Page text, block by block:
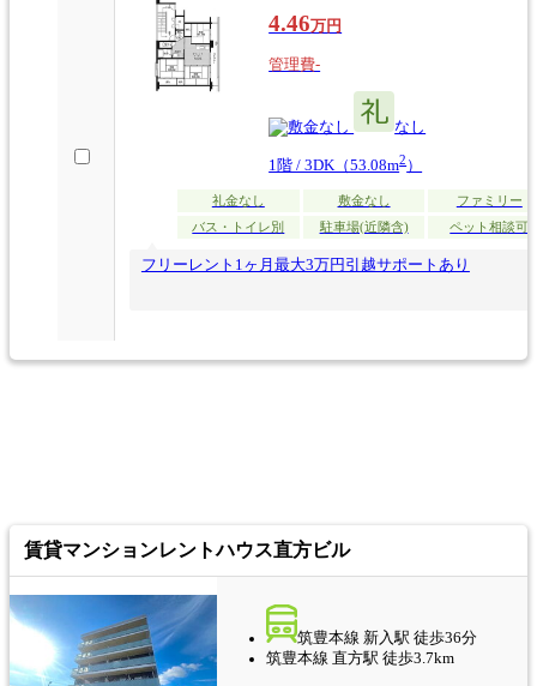
4.46万円
管理費-
なし なし
1階 / 3DK（53.08m2）
礼金なし 敷金なし
ファミリー
バス・トイレ別
駐車場(近隣含) ペット相談可
フリーレント1ヶ月最大3万円引越サポートあり
賃貸マンションレントハウス直方ビル
筑豊本線 新入駅 徒歩36分
筑豊本線 直方駅 徒歩3.7km